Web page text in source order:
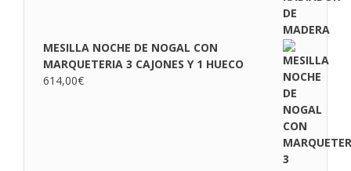
MESILLA NOCHE DE NOGAL CON
MARQUETERIA 3 CAJONES Y 1 HUECO
614,00€